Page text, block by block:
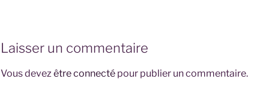
Laisser un commentaire
Vous devezêtre connectépour publier un commentaire.